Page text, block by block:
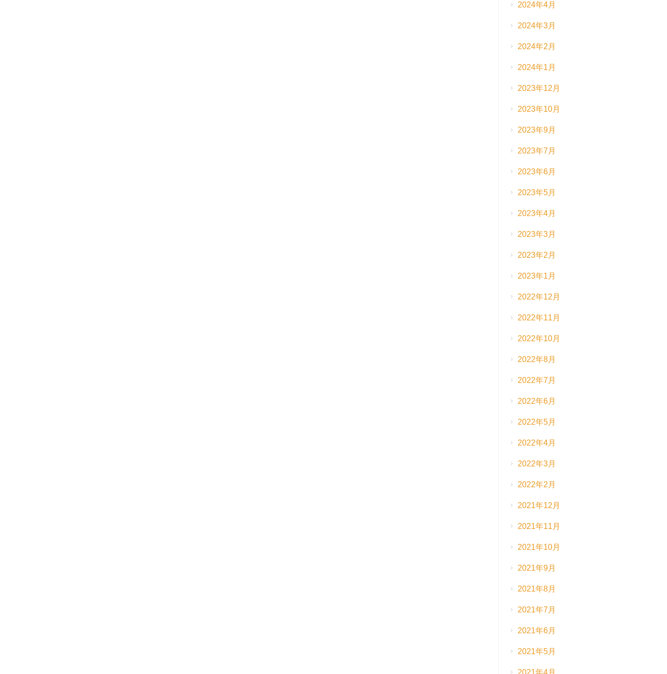
2024年4月
2024年3月
2024年2月
2024年1月
2023年12月
2023年10月
2023年9月
2023年7月
2023年6月
2023年5月
2023年4月
2023年3月
2023年2月
2023年1月
2022年12月
2022年11月
2022年10月
2022年8月
2022年7月
2022年6月
2022年5月
2022年4月
2022年3月
2022年2月
2021年12月
2021年11月
2021年10月
2021年9月
2021年8月
2021年7月
2021年6月
2021年5月
2021年4月